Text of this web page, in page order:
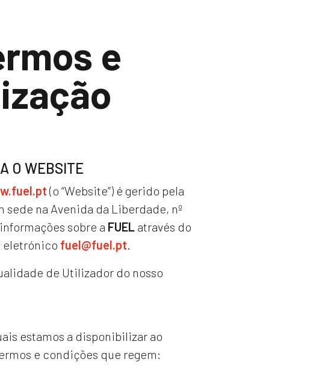
e
O WEBSITE
(o “Website”) é gerido pela
sede na Avenida da Liberdade, nº
sobre a FUEL através do
eletrónico fuel@fuel.pt.
de Utilizador do nosso
estamos a disponibilizar ao
e condições que regem: